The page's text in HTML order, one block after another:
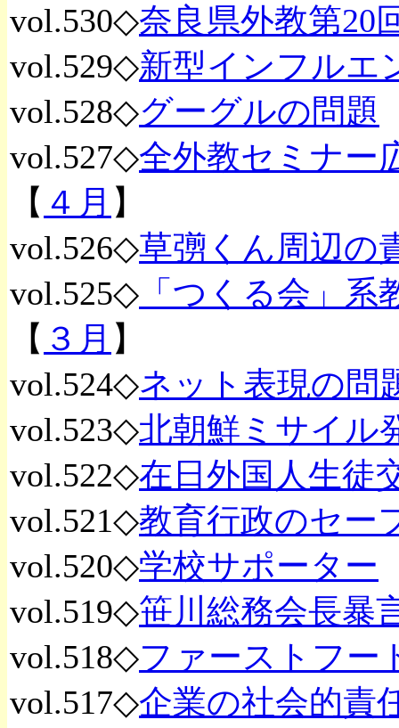
vol.530◇奈良県外教第20
vol.529◇新型インフルエ
vol.528◇グーグルの問題
vol.527◇全外教セミナー
【 ４月 】
vol.526◇草彅くん周辺の
vol.525◇ 「つくる会」
【 ３月 】
vol.524◇ネット表現の問
vol.523◇北朝鮮ミサイル
vol.522◇在日外国人生徒
vol.521◇教育行政のセー
vol.520◇学校サポーター
vol.519◇笹川総務会長暴
vol.518◇ファーストフー
vol.517◇企業の社会的責